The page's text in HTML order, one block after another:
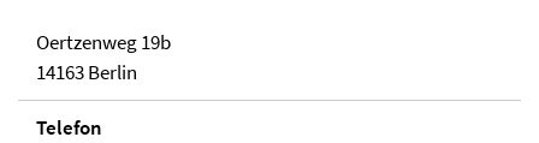
Oertzenweg 19b
14163 Berlin
Telefon